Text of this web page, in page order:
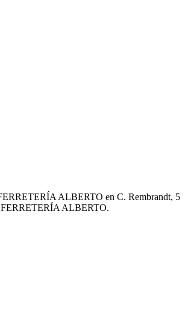
ALBERTO en C. Rembrandt, 5
FERRETERÍA ALBERTO.